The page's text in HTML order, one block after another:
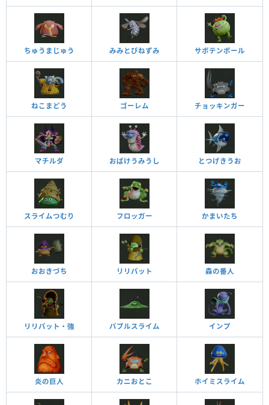
ちゅうまじゅう みみとびねずみ サボテンボール
ねこまどう ゴーレム チョッキンガー
マチルダ おばけうみうし とつげきうお
スライムつむり フロッガー かまいたち
おおきづち リリパット 森の番人
リリパット・強 バブルスライム インプ
炎の巨人 カニおとこ ホイミスライム